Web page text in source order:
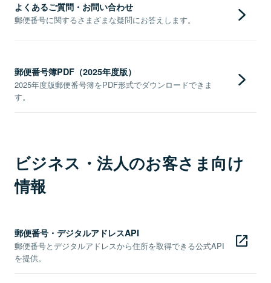
よくあるご質問・お問い合わせ
郵便番号に関するさまざまな疑問にお答えします。
郵便番号簿PDF（2025年度版）
2025年度版郵便番号簿をPDF形式でダウンロードできま
す。
ビジネス・法人のお客さま向け
情報
郵便番号・デジタルアドレスAPI
郵便番号とデジタルアドレスから住所を取得できる公式API
を提供。